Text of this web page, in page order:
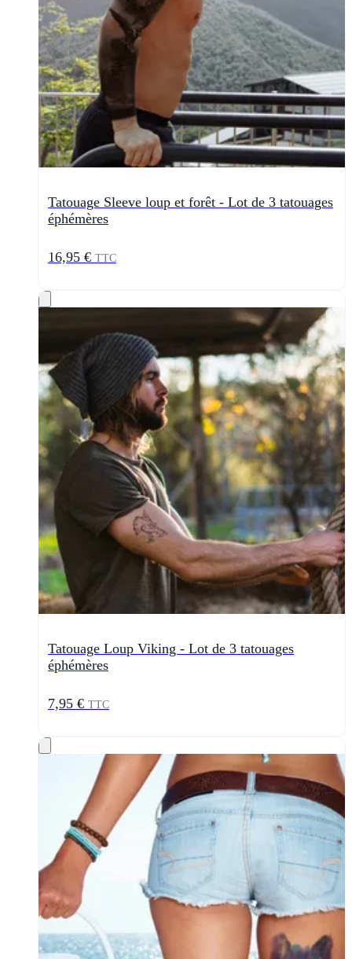
Tatouage Sleeve loup et forêt - Lot de 3 tatouages
éphémères
16,95 € TTC
Tatouage Loup Viking - Lot de 3 tatouages
éphémères
7,95 € TTC